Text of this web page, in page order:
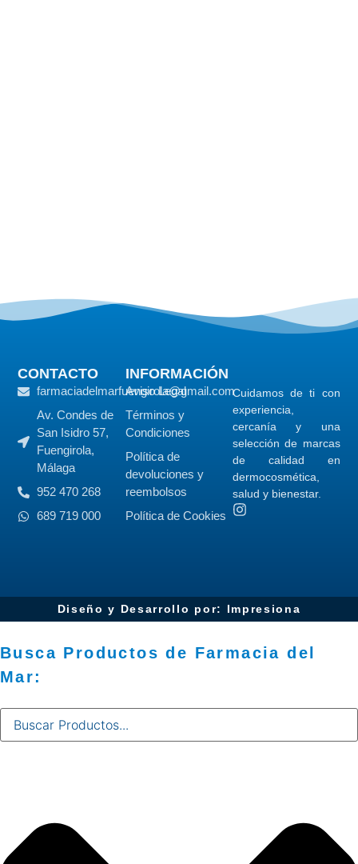
Cuidamos de ti con
experiencia,
cercanía y una
selección de marcas
de calidad en
dermocosmética,
salud y bienestar.
CONTACTO
farmaciadelmarfuengirola@gmail.com
Av. Condes de
San Isidro 57,
Fuengirola,
Málaga
952 470 268
689 719 000
INFORMACIÓN
Aviso Legal
Términos y
Condiciones
Política de
devoluciones y
reembolsos
Política de Cookies
Diseño y Desarrollo por: Impresiona​
Busca Productos de Farmacia del
Mar: